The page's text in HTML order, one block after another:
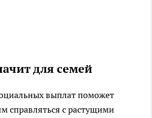
для семей
выплат поможет
справляться с растущими